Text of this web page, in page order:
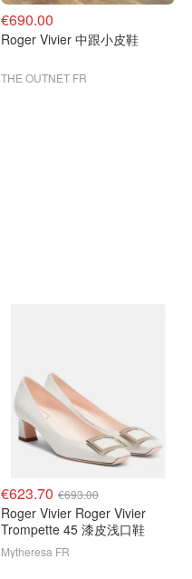
€690.00
Roger Vivier 中跟小皮鞋
THE OUTNET FR
€623.70 €693.00
Roger Vivier Roger Vivier
Trompette 45 漆皮浅口鞋
Mytheresa FR